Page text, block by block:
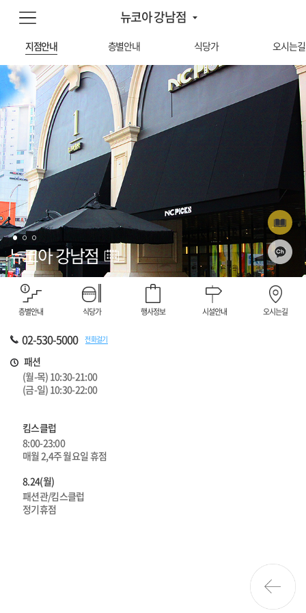
뉴코아 강남점
지점안내 층별안내 식당가 오시는길
뉴코아 강남점
층별안내 식당가 행사정보 시설안내 오시는길
02-530-5000 전화걸기
패션
(월-목) 10:30-21:00
(금-일) 10:30-22:00
킴스클럽
8:00-23:00
매월 2,4주 월요일 휴점
8.24(월)
패션관/킴스클럽
정기휴점